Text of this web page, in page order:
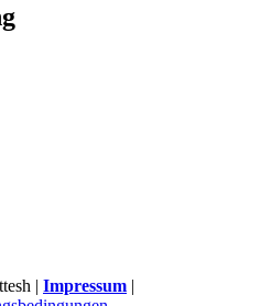
| Impressum |